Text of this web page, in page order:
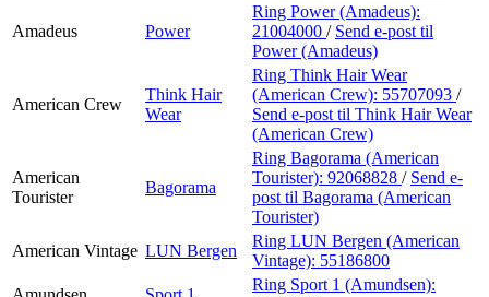
Amadeus Power
Ring Power (Amadeus):
21004000 / Send e-post til
Power (Amadeus)
American Crew
Think Hair
Wear
Ring Think Hair Wear
(American Crew): 55707093 /
Send e-post til Think Hair Wear
(American Crew)
American
Tourister
Bagorama
Ring Bagorama (American
Tourister): 92068828 / Send e-
post til Bagorama (American
Tourister)
American Vintage LUN Bergen
Ring LUN Bergen (American
Vintage): 55186800
Ring Sport 1 (Amundsen):